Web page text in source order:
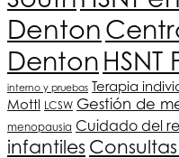
Denton
Denton HSNT
interno y pruebas Terapia
Mottl LCSW Gestión de
menopausia Cuidado del
infantiles